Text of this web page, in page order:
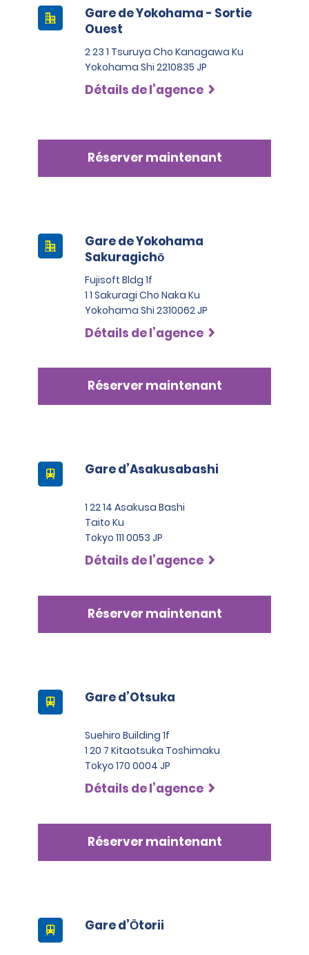
Gare de Yokohama - Sortie
Ouest
2 23 1 Tsuruya Cho Kanagawa Ku
Yokohama Shi 2210835 JP
Détails de l’agence
Réserver maintenant
Gare de Yokohama
Sakuragichō
Fujisoft Bldg 1f
1 1 Sakuragi Cho Naka Ku
Yokohama Shi 2310062 JP
Détails de l’agence
Réserver maintenant
Gare d’Asakusabashi
1 22 14 Asakusa Bashi
Taito Ku
Tokyo 111 0053 JP
Détails de l’agence
Réserver maintenant
Gare d’Otsuka
Suehiro Building 1f
1 20 7 Kitaotsuka Toshimaku
Tokyo 170 0004 JP
Détails de l’agence
Réserver maintenant
Gare d’Ōtorii